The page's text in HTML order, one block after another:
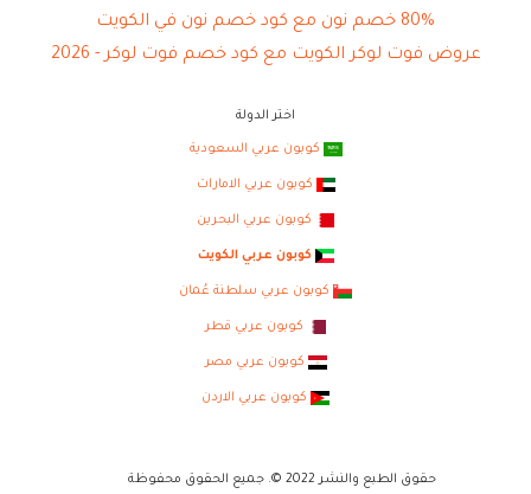
80% خصم نون مع كود خصم نون في الكويت
عروض فوت لوكر الكويت مع كود خصم فوت لوكر - 2026
اختر الدولة
كوبون عربي السعودية
كوبون عربي الامارات
كوبون عربي البحرين
كوبون عربي الكويت
كوبون عربي سلطنة عُمان
كوبون عربي قطر
كوبون عربي مصر
كوبون عربي الاردن
حقوق الطبع والنشر 2022 ©. جميع الحقوق محفوظة